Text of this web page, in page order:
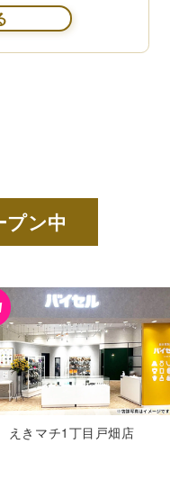
プン中
えきマチ1丁目戸畑店